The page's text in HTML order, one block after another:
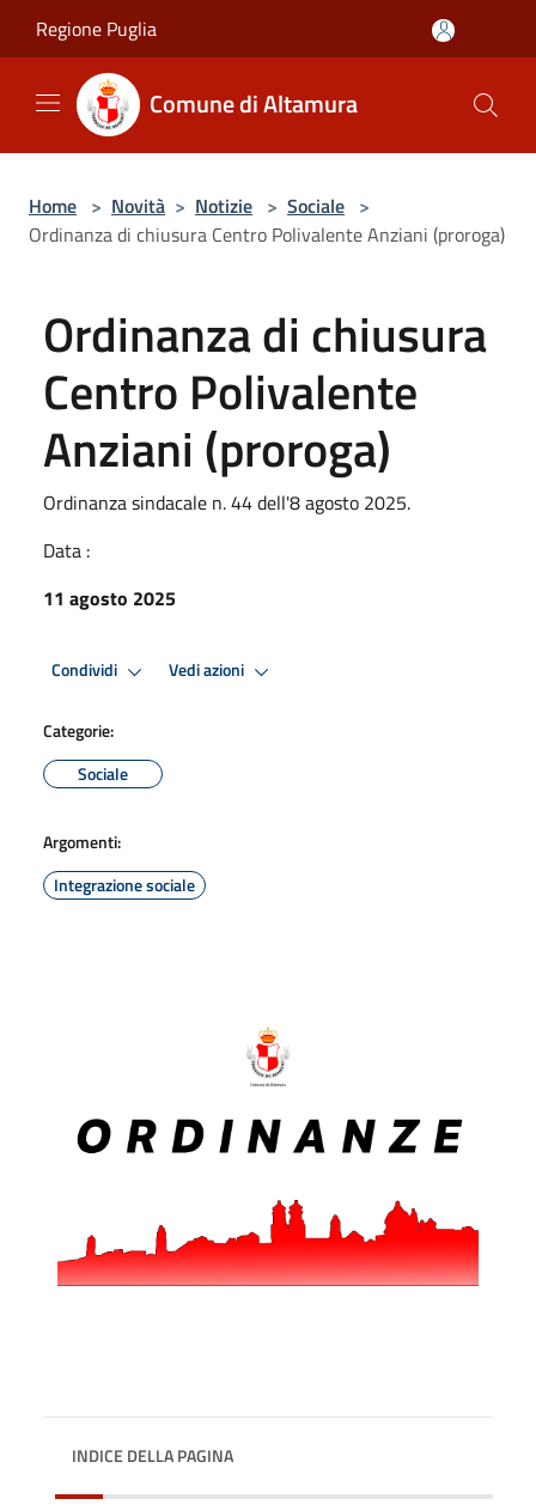
Regione Puglia
Comune di Altamura
Home > Novità > Notizie > Sociale >
Ordinanza di chiusura Centro Polivalente Anziani (proroga)
Ordinanza di chiusura
Centro Polivalente
Anziani (proroga)
Ordinanza sindacale n. 44 dell'8 agosto 2025.
Data :
11 agosto 2025
Condividi Vedi azioni
Categorie:
Sociale
Argomenti:
Integrazione sociale
INDICE DELLA PAGINA